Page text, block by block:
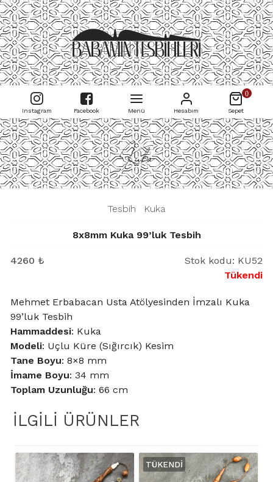
Instagram Facebook Menü Hesabım
0
Sepet
Kuka
Tesbih Kuka|
8x8mm Kuka 99’luk Tesbih
4260 ₺ Stok kodu: KU52
Tükendi
Mehmet Erbabacan Usta Atölyesinden İmzalı Kuka
99’luk Tesbih
Hammaddesi: Kuka
Modeli: Uçlu Küre (Sığırcık) Kesim
Tane Boyu: 8×8 mm
İmame Boyu: 34 mm
Toplam Uzunluğu: 66 cm
İLGILI ÜRÜNLER
TÜKENDI